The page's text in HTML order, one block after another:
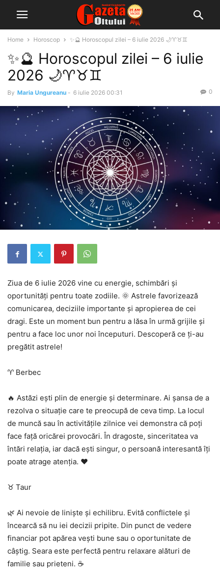
Home Horoscop ✨🔮 Horoscopul zilei – 6 iulie 2026 🌙♈♉♊
✨🔮 Horoscopul zilei – 6 iulie
2026 🌙♈♉♊
By Maria Ungureanu - 6 iulie 2026 00:31 0
Ziua de 6 iulie 2026 vine cu energie, schimbări și
oportunități pentru toate zodiile. 🌞 Astrele favorizează
comunicarea, deciziile importante și apropierea de cei
dragi. Este un moment bun pentru a lăsa în urmă grijile și
pentru a face loc unor noi începuturi. Descoperă ce ți-au
pregătit astrele!
♈ Berbec
🔥 Astăzi ești plin de energie și determinare. Ai șansa de a
rezolva o situație care te preocupă de ceva timp. La locul
de muncă sau în activitățile zilnice vei demonstra că poți
face față oricărei provocări. În dragoste, sinceritatea va
întări relația, iar dacă ești singur, o persoană interesantă îți
poate atrage atenția. ❤️
♉ Taur
🌿 Ai nevoie de liniște și echilibru. Evită conflictele și
încearcă să nu iei decizii pripite. Din punct de vedere
financiar pot apărea vești bune sau o oportunitate de
câștig. Seara este perfectă pentru relaxare alături de
familie sau prieteni. ☕